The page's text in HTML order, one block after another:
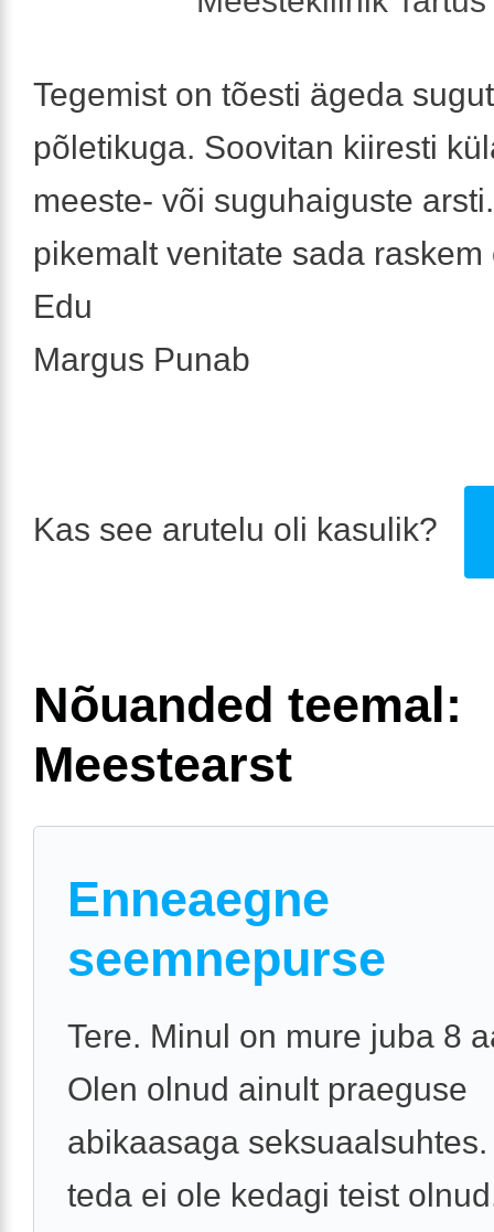
Tegemist on tõesti ägeda
põletikuga. Soovitan kiiresti
meeste- või suguhaiguste
pikemalt venitate sada raskem
Edu
Margus Punab
Kas see arutelu oli kasulik?
Nõuanded teemal:
Meestearst
Enneaegne
seemnepurse
Tere. Minul on mure juba 8
Olen olnud ainult praeguse
abikaasaga
teda ei ole kedagi teist